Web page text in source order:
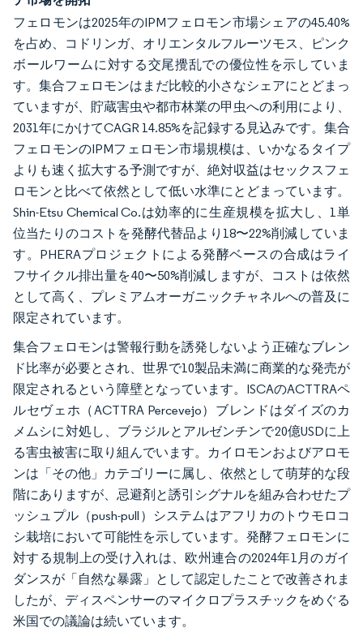
フェロモンは2025年のIPMフェロモン市場シェアの45.40%
を占め、コドリンガ、オリエンタルフルーツモス、ピンク
ボールワームに対する交尾攪乱での優位性を示していま
す。集合フェロモンはまだ比較的小さなシェアにとどまっ
ていますが、貯蔵害虫や都市林業の甲虫への利用により、
2031年にかけてCAGR 14.85%を記録する見込みです。集合
フェロモンのIPMフェロモン市場規模は、いかなるタイプ
よりも速く拡大する予測ですが、絶対収益はセックスフェ
ロモンと比べて依然として低い水準にとどまっています。
Shin-Etsu Chemical Co.は効率的に生産規模を拡大し、1単
位当たりのコストを発酵代替品より18〜22%削減していま
す。PHERAプロジェクトによる発酵ベースの合成はライ
フサイクル排出量を40〜50%削減しますが、コストは依然
として高く、プレミアムオーガニックチャネルへの普及に
限定されています。
集合フェロモンは警報行動を誘発しないよう正確なブレン
ド比率が必要とされ、世界で10製品未満に商業的な発売が
限定されるという障壁となっています。ISCAのACTTRAペ
ルセヴェホ（ACTTRA Percevejo）ブレンドはダイズのカ
メムシに対処し、ブラジルとアルゼンチンで20億USDに上
る害虫被害に取り組んでいます。カイロモンおよびアロモ
ンは「その他」カテゴリーに属し、依然として萌芽的な段
階にありますが、忌避剤と誘引シグナルを組み合わせたプ
ッシュプル（push-pull）システムはアフリカのトウモロコ
シ栽培において可能性を示しています。発酵フェロモンに
対する規制上の受け入れは、欧州連合の2024年1月のガイ
ダンスが「自然な暴露」として認定したことで改善されま
したが、ディスペンサーのマイクロプラスチックをめぐる
米国での議論は続いています。